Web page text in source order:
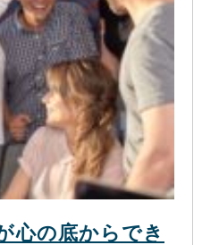
心の底からでき